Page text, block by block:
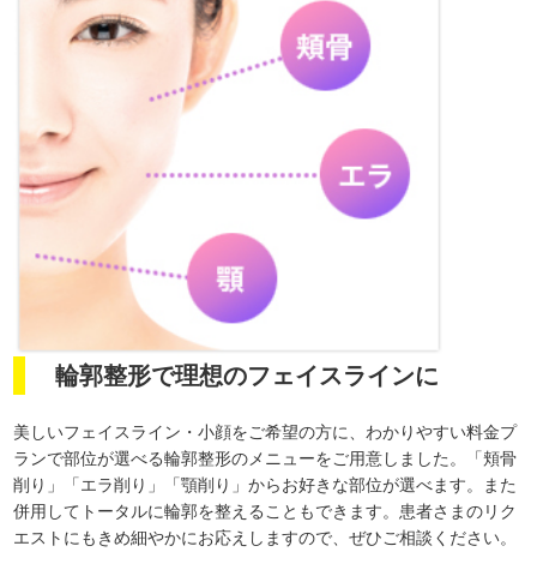
輪郭整形で理想のフェイスラインに
美しいフェイスライン・小顔をご希望の方に、わかりやすい料金プ
ランで部位が選べる輪郭整形のメニューをご用意しました。「頬骨
削り」「エラ削り」「顎削り」からお好きな部位が選べます。また
併用してトータルに輪郭を整えることもできます。患者さまのリク
エストにもきめ細やかにお応えしますので、ぜひご相談ください。